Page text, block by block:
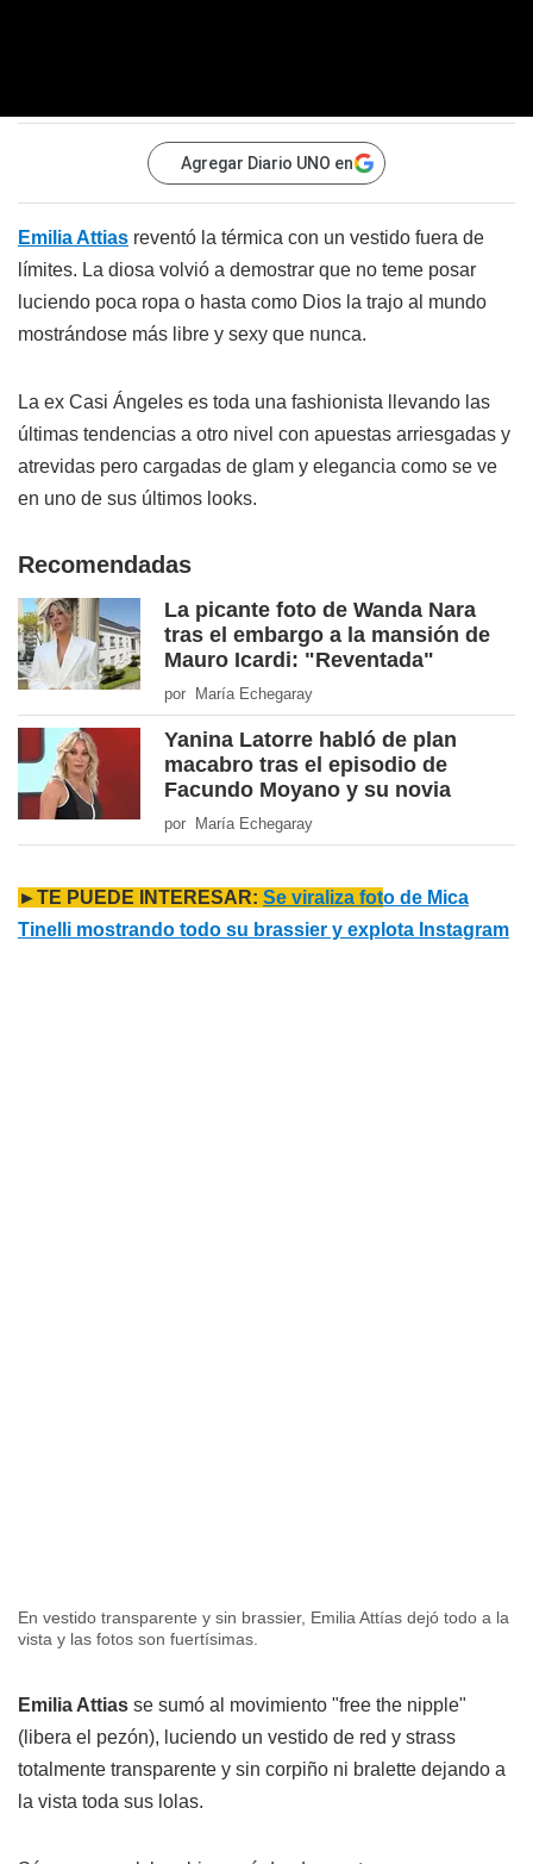
Agregar Diario UNO en
Emilia Attias reventó la térmica con un vestido fuera de
límites. La diosa volvió a demostrar que no teme posar
luciendo poca ropa o hasta como Dios la trajo al mundo
mostrándose más libre y sexy que nunca.
La ex Casi Ángeles es toda una fashionista llevando las
últimas tendencias a otro nivel con apuestas arriesgadas y
atrevidas pero cargadas de glam y elegancia como se ve
en uno de sus últimos looks.
Recomendadas
La picante foto de Wanda Nara
tras el embargo a la mansión de
Mauro Icardi: "Reventada"
por María Echegaray
Yanina Latorre habló de plan
macabro tras el episodio de
Facundo Moyano y su novia
por María Echegaray
►TE PUEDE INTERESAR: Se viraliza foto de Mica
Tinelli mostrando todo su brassier y explota Instagram
En vestido transparente y sin brassier, Emilia Attías dejó todo a la
vista y las fotos son fuertísimas.
Emilia Attias se sumó al movimiento "free the nipple"
(libera el pezón), luciendo un vestido de red y strass
totalmente transparente y sin corpiño ni bralette dejando a
la vista toda sus lolas.